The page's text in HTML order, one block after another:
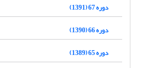
دوره 67 (1391)
دوره 66 (1390)
دوره 65 (1389)